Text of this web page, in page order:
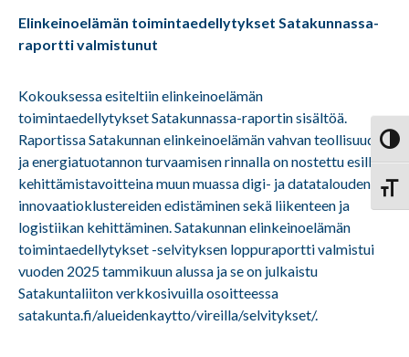
Elinkeinoelämän toimintaedellytykset Satakunnassa-
raportti valmistunut
Kokouksessa esiteltiin elinkeinoelämän
toimintaedellytykset Satakunnassa-raportin sisältöä.
Raportissa Satakunnan elinkeinoelämän vahvan teollisuuden
ja energiatuotannon turvaamisen rinnalla on nostettu esille
kehittämistavoitteina muun muassa digi- ja datatalouden ja
innovaatioklustereiden edistäminen sekä liikenteen ja
logistiikan kehittäminen. Satakunnan elinkeinoelämän
toimintaedellytykset -selvityksen loppuraportti valmistui
vuoden 2025 tammikuun alussa ja se on julkaistu
Satakuntaliiton verkkosivuilla osoitteessa
satakunta.fi/alueidenkaytto/vireilla/selvitykset/.